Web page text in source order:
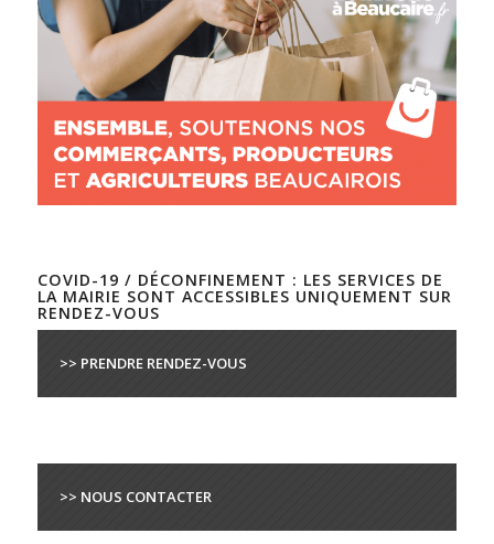
COVID-19 / DÉCONFINEMENT : LES SERVICES DE
LA MAIRIE SONT ACCESSIBLES UNIQUEMENT SUR
RENDEZ-VOUS
>> PRENDRE RENDEZ-VOUS
>> NOUS CONTACTER